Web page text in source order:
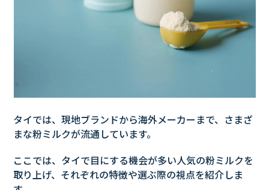
タイでは、現地ブランドから海外メーカーまで、さまざ
まな粉ミルクが流通しています。
ここでは、タイで目にする機会が多い人気の粉ミルクを
取り上げ、それぞれの特徴や選ぶ際の視点を紹介しま